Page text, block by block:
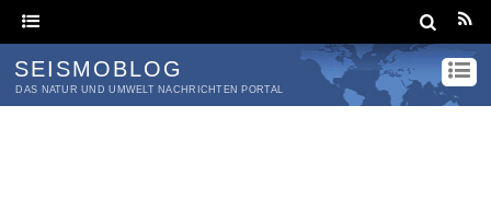
SEISMOBLOG
DAS NATUR UND UMWELT NACHRICHTEN PORTAL